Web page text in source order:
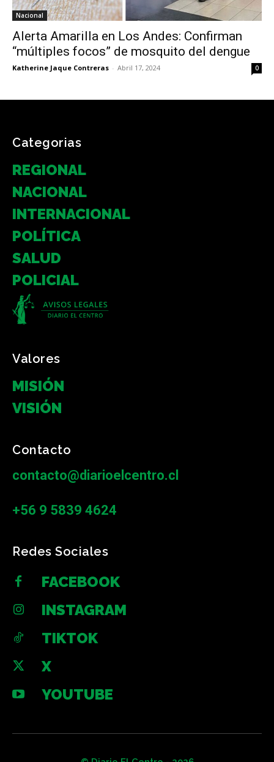
Nacional
Alerta Amarilla en Los Andes: Confirman
“múltiples focos” de mosquito del dengue
Katherine Jaque Contreras - Abril 17, 2024 0
Categorias
REGIONAL
NACIONAL
INTERNACIONAL
POLÍTICA
SALUD
POLICIAL
Valores
MISIÓN
VISIÓN
Contacto
contacto@diarioelcentro.cl
+56 9 5839 4624
Redes Sociales
FACEBOOK
INSTAGRAM
TIKTOK
X
YOUTUBE